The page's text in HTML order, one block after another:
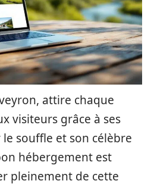
attire chaque
visiteurs grâce à ses
souffle et son célèbre
hébergement est
pleinement de cette